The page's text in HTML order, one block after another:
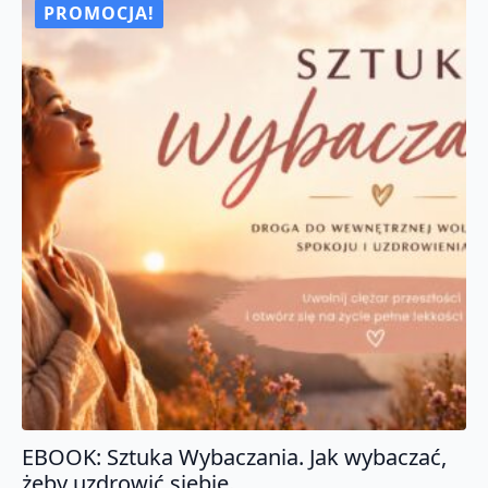
PROMOCJA!
EBOOK: Sztuka Wybaczania. Jak wybaczać,